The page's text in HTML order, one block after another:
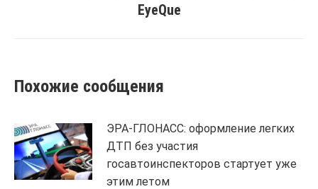
post:
EyeQue
Похожие сообщения
ЭРА-ГЛОНАСС: оформление легких
ДТП без участия
госавтоинспекторов стартует уже
этим летом